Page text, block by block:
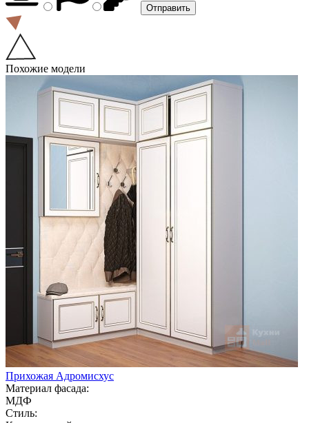
Похожие модели
Прихожая Адромисхус
Материал фасада:
МДФ
Стиль: